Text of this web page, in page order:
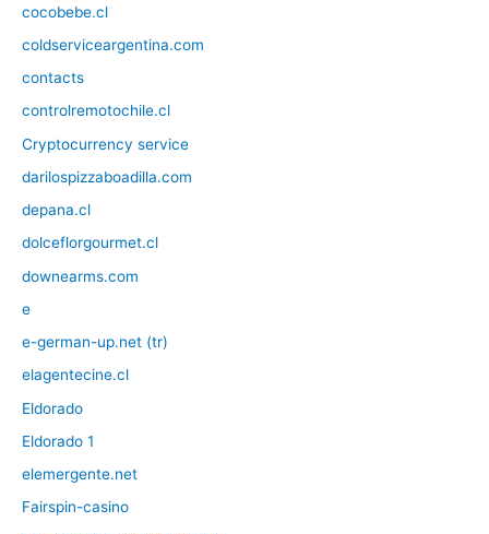
cocobebe.cl
coldserviceargentina.com
contacts
controlremotochile.cl
Cryptocurrency service
darilospizzaboadilla.com
depana.cl
dolceflorgourmet.cl
downearms.com
e
e-german-up.net (tr)
elagentecine.cl
Eldorado
Eldorado 1
elemergente.net
Fairspin-casino